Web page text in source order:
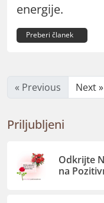
energije.
Preberi članek
« Previous Next »
Priljubljeni
Odkrijte
na